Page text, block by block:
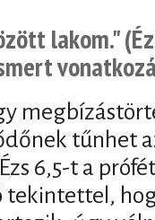
lakom."
tűnhet
6,5-t a